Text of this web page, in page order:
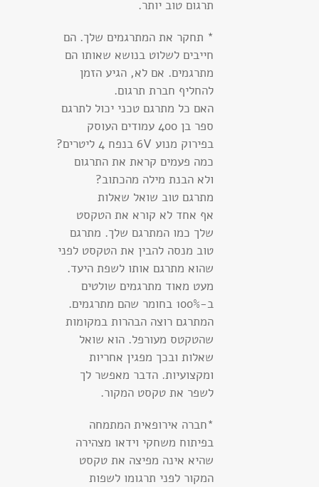
תרגום טוב יותר.
* תחקר את המתרגמים שלך. הם
חייבים לשלוט בנושא שאותו הם
מתרגמים. אם לא, הגיע הזמן
להחליף חברת תרגום.
האם כל מתרגם טכני יכול לתרגם
ספר בן 400 עמודים העוסק
בפירוק מנוע 6V בנפח 4 ליטרים?
כמה פעמים קראת את התרגום
ולא הבנת מילה מהכתוב?
מתרגם טוב שואל שאלות
אף אחד לא קורא את הטקסט
שלך כמו המתרגם שלך. מתרגם
טוב מנסה להבין את הטקסט לפני
שהוא מתרגם אותו לשפת היעד.
מעט מאוד מתרגמים שולטים
ב-100% בחומר שהם מתרגמים.
המתרגם רוצה הבהרות במקומות
שהטקטס מעורפל. הוא שואל
שאלות ובכך מפגין אחריות
ומקצועיות. הדבר מאפשר לך
לשפר את טקסט המקור.
*חברה אירופאית המתמחה
בפיתוח משחקי וידאו מצהירה
שהיא אינה מפיצה את טקסט
המקור לפני תרגומו לשפות